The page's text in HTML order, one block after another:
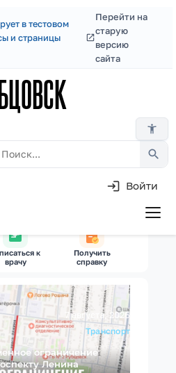
в тестовом
и страницы
Перейти на
старую
версию
сайта
accessibility_new
search
Войти
к
врачу
Получить
справку
7 августа, 2026
Транспорт
ограничение
Ленина